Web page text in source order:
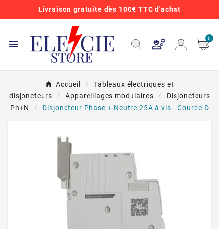
Livraison gratuite dès 100€ TTC d'achat
 0
Accueil
Tableaux électriques et
disjoncteurs
Appareillages modulaires
Disjoncteurs
Ph+N
Disjoncteur Phase + Neutre 25A à vis - Courbe D